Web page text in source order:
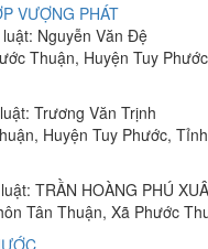
VƯỢNG PHÁT
Nguyễn Văn Đệ
Thuận, Huyện Tuy
Trương Văn Trịnh
Huyện Tuy Phước,
TRẦN HOÀNG PHÚ
Tân Thuận, Xã Phước